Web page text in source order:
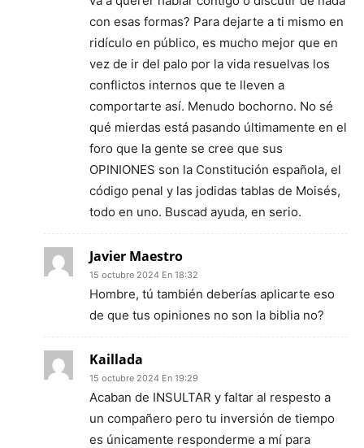
con esas formas? Para dejarte a ti mismo en
ridículo en público, es mucho mejor que en
vez de ir del palo por la vida resuelvas los
conflictos internos que te lleven a
comportarte así. Menudo bochorno. No sé
qué mierdas está pasando últimamente en el
foro que la gente se cree que sus
OPINIONES son la Constitución española, el
código penal y las jodidas tablas de Moisés,
todo en uno. Buscad ayuda, en serio.
Javier Maestro
15 octubre 2024 En 18:32
Hombre, tú también deberías aplicarte eso
de que tus opiniones no son la biblia no?
Kaillada
15 octubre 2024 En 19:29
Acaban de INSULTAR y faltar al respesto a
un compañero pero tu inversión de tiempo
es únicamente responderme a mí para